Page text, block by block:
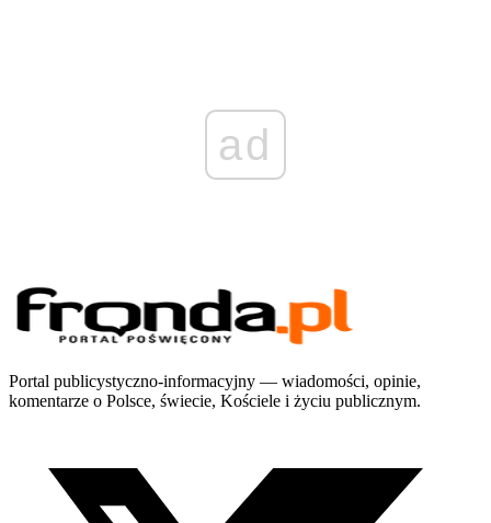
ad
Portal publicystyczno-informacyjny — wiadomości, opinie,
komentarze o Polsce, świecie, Kościele i życiu publicznym.